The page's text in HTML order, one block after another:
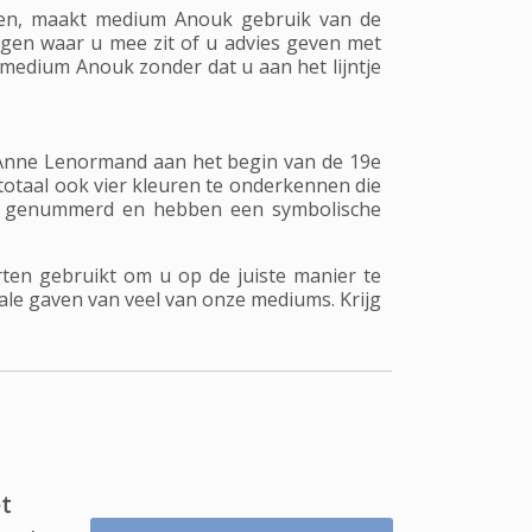
maakt medium Anouk gebruik van de
waar u mee zit of u advies geven met
Anouk zonder dat u aan het lijntje
Lenormand aan het begin van de 19e
ook vier kleuren te onderkennen die
en hebben een symbolische
gebruikt om u op de juiste manier te
gaven van veel van onze mediums. Krijg